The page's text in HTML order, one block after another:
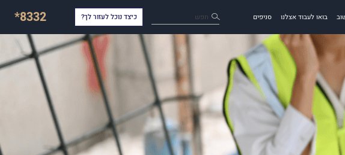
בואו לעבוד אצלנו סניפים חפש כיצד נוכל לעזור לך? *8332